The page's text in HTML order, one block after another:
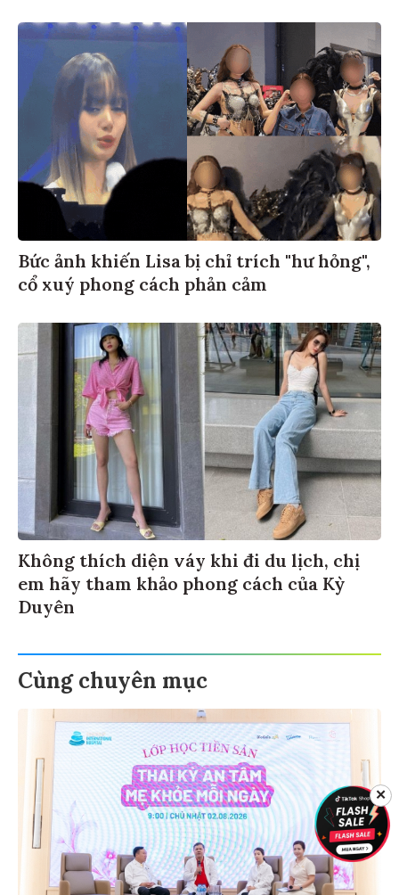
Bức ảnh khiến Lisa bị chỉ trích "hư hỏng",
cổ xuý phong cách phản cảm
Không thích diện váy khi đi du lịch, chị
em hãy tham khảo phong cách của Kỳ
Duyên
Cùng chuyên mục
✕